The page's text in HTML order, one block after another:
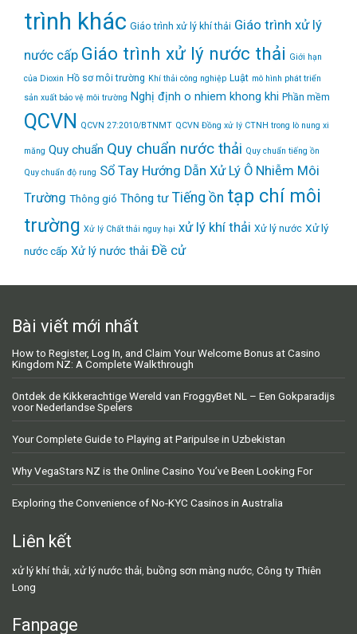
trình khác Giáo trình xử lý khí thải Giáo trình xử lý
nước cấp Giáo trình xử lý nước thải Giới hạn
của Dioxin Hồ sơ môi trường Khí thải công nghiệp Luật mô hình phát triển
sản xuất bảo vệ môi trường Nghị định o nhiem khong khi Phần mềm
QCVN QCVN 27:2010/BTNMT QCVN Đồng xử lý CTNH trong lò nung xi
măng Quy chuẩn Quy chuẩn nước thải Quy chuẩn tiếng ồn
Quy chuẩn độ rung Sổ Tay Hướng Dẫn Xử Lý Ô Nhiễm Môi
Trường Thông gió Thông tư Tiếng ồn tạp chí môi
trường Xử lý Chất thải nguy hại xử lý khí thải Xử lý nước Xử lý
nước cấp Xử lý nước thải Đề cử
Bài viết mới nhất
How to Register, Log In, and Claim Your Welcome Bonus at Casino
Kingdom NZ: A Complete Walkthrough
Ontdek de Kikkerachtige Wereld van FroggyBet NL – Een Gokparadijs
voor Nederlandse Spelers
Your Complete Guide to Playing at Paripulse in Uzbekistan
Why VegaStars NZ is the Online Casino You’ve Been Looking For
Exploring the Convenience of No-KYC Casinos in Australia
Liên kết
xử lý khí thải, xử lý nước thải, buồng sơn màng nước, Công ty Thiên
Long
Fanpage